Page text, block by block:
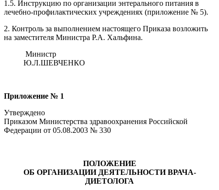
1.5. Инструкцию по организации энтерального питания в
лечебно-профилактических учреждениях (приложение № 5).
2. Контроль за выполнением настоящего Приказа возложить
на заместителя Министра Р.А. Хальфина.
Министр
Ю.Л.ШЕВЧЕНКО
Приложение № 1
Утверждено
Приказом Министерства здравоохранения Российской
Федерации от 05.08.2003 № 330
ПОЛОЖЕНИЕ
ОБ ОРГАНИЗАЦИИ ДЕЯТЕЛЬНОСТИ ВРАЧА-
ДИЕТОЛОГА